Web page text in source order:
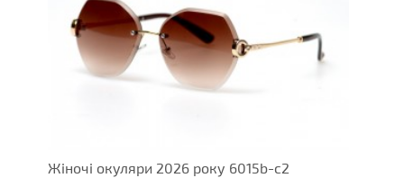
Жіночі окуляри 2026 року 6015b-c2